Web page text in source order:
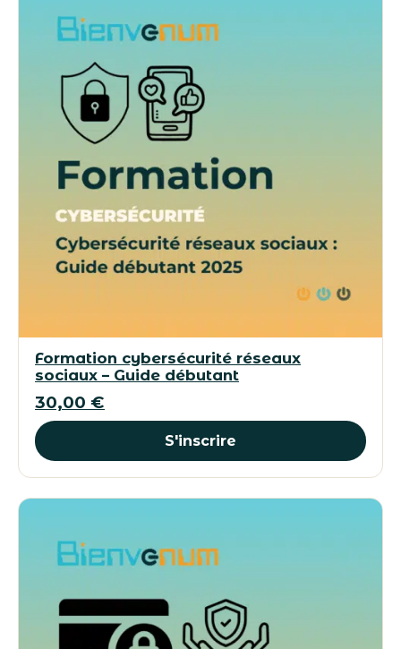
Formation cybersécurité réseaux
sociaux – Guide débutant
30,00 €
S'inscrire